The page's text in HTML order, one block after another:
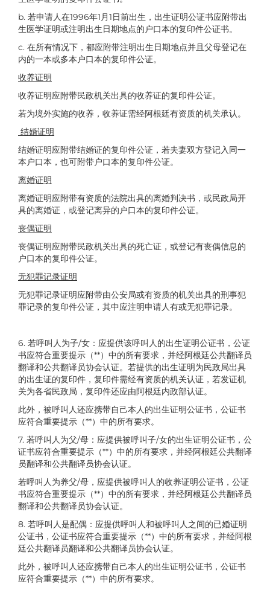
b. 若申请人在1996年1月1日前出生，出生证明公证书应附带出
生医学证明或注明出生日期地点的户口本的复印件公证书。
c. 在所有情况下，都应附带注明出生日期地点并且父母登记在
内的一本或多本户口本的复印件公证。
收养证明
收养证明应附带民政机关出具的收养证的复印件公证。
若为境外实施的收养，收养证需经阿根廷有资质的机关承认。
结婚证明
结婚证明应附带结婚证的复印件公证，若夫妻双方登记入同一
本户口本，也可附带户口本的复印件公证。
离婚证明
离婚证明应附带有资质的法院出具的离婚判决书，或民政局开
具的离婚证，或登记离异的户口本的复印件公证。
丧偶证明
丧偶证明应附带民政机关出具的死亡证，或登记有丧偶信息的
户口本的复印件公证。
无犯罪记录证明
无犯罪记录证明应附带由公安局或有资质的机关出具的刑事犯
罪记录的复印件公证，其中应注明申请人有或无犯罪记录。
6. 若呼叫人为子/女：应提供该呼叫人的出生证明公证书，公证
书应符合重要提示（**）中的所有要求，并经阿根廷公共翻译员
翻译和公共翻译员协会认证。若提供的出生证明为民政局出具
的出生证的复印件，复印件需经有资质的机关认证，若发证机
关为各省民政局，复印件还应由阿根廷内政部认证。
此外，被呼叫人还应携带自己本人的出生证明公证书，公证书
应符合重要提示（**）中的所有要求。
7. 若呼叫人为父/母：应提供被呼叫子/女的出生证明公证书，公
证书应符合重要提示（**）中的所有要求，并经阿根廷公共翻译
员翻译和公共翻译员协会认证。
若呼叫人为养父/母，应提供被呼叫人的收养证明公证书，公证
书应符合重要提示（**）中的所有要求，并经阿根廷公共翻译员
翻译和公共翻译员协会认证。
8. 若呼叫人是配偶：应提供呼叫人和被呼叫人之间的已婚证明
公证书，公证书应符合重要提示（**）中的所有要求，并经阿根
廷公共翻译员翻译和公共翻译员协会认证。
此外，被呼叫人还应携带自己本人的出生证明公证书，公证书
应符合重要提示（**）中的所有要求。